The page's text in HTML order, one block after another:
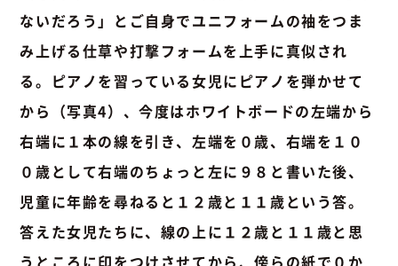
ないだろう」とご自身でユニフォームの袖をつま
み上げる仕草や打撃フォームを上手に真似され
る。 ピアノを習っている女児にピアノを弾かせて
から（写真4） 、今度はホワイトボードの左端から
右端に１本の線を引き、左端を０歳、右端を１０
０歳として右端のちょっと左に９８と書いた後、
児童に年齢を尋ねると１２歳と１１歳という答。
答えた女児たちに、線の上に１２歳と１１歳と思
うところに印をつけさせてから、傍らの紙で ０か